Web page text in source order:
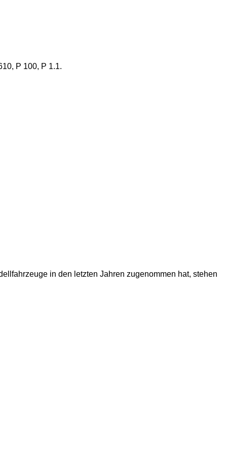
P 100, P 1.1.
in den letzten Jahren zugenommen hat, stehen